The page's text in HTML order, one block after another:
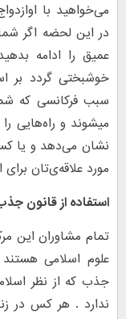
می‌خواهید با
عمیق را ادامه
سبب فرکانسی که
میشوند و راه‌هایی
نشان می‌دهد و یا
مورد علاقه‌ی‌تان
استفاده از قانون
تمام مشاوران این
علوم اسلامی
جذب که از نظر
ندارد . هر کس در